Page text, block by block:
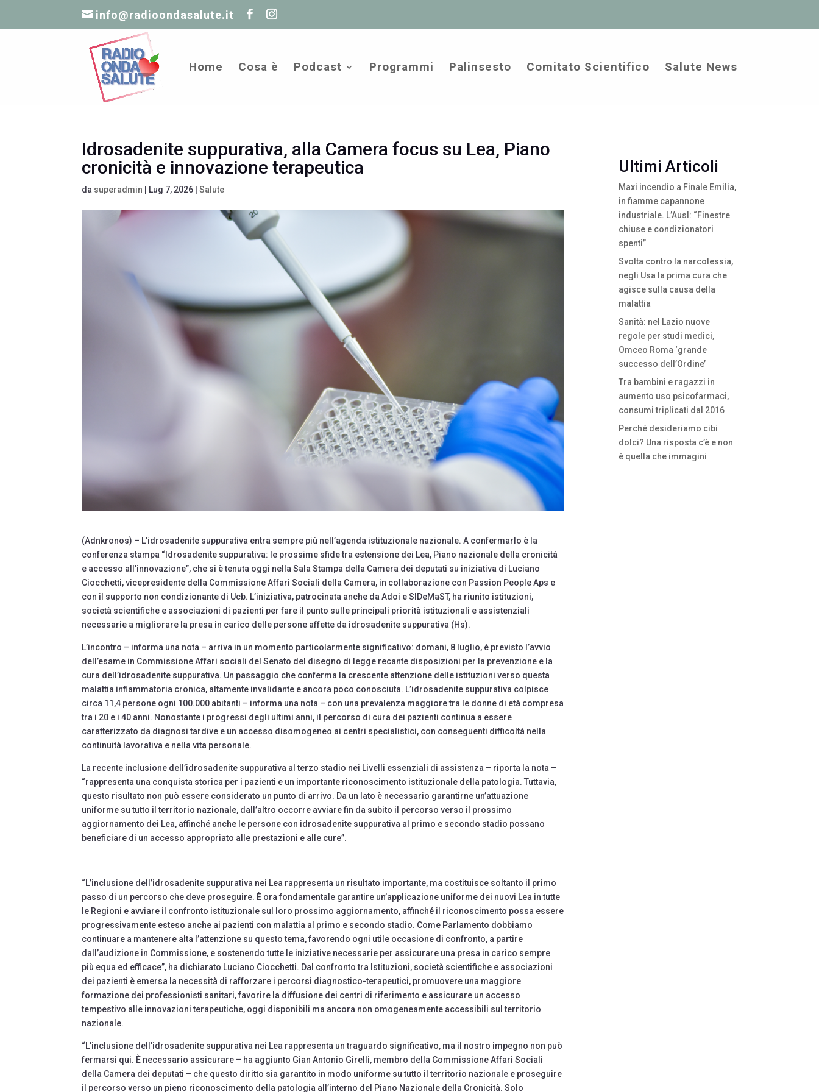
info@radioondasalute.it
Home Cosa è Podcast Programmi Palinsesto Comitato Scientifico Salute News
Idrosadenite suppurativa, alla Camera focus su Lea, Piano
cronicità e innovazione terapeutica
da superadmin Lug 7, 2026 |Salute
(Adnkronos) – L’idrosadenite suppurativa entra sempre più nell’agenda istituzionale nazionale. A confermarlo è la
conferenza stampa “Idrosadenite suppurativa: le prossime sfide tra estensione dei Lea, Piano nazionale della cronicità
e accesso all’innovazione”, che si è tenuta oggi nella Sala Stampa della Camera dei deputati su iniziativa di Luciano
Ciocchetti, vicepresidente della Commissione Affari Sociali della Camera, in collaborazione con Passion People Aps e
con il supporto non condizionante di Ucb. L’iniziativa, patrocinata anche da Adoi e SIDeMaST, ha riunito istituzioni,
società scientifiche e associazioni di pazienti per fare il punto sulle principali priorità istituzionali e assistenziali
necessarie a migliorare la presa in carico delle persone affette da idrosadenite suppurativa (Hs).
L’incontro – informa una nota – arriva in un momento particolarmente significativo: domani, 8 luglio, è previsto l’avvio
dell’esame in Commissione Affari sociali del Senato del disegno di legge recante disposizioni per la prevenzione e la
cura dell’idrosadenite suppurativa. Un passaggio che conferma la crescente attenzione delle istituzioni verso questa
malattia infiammatoria cronica, altamente invalidante e ancora poco conosciuta. L’idrosadenite suppurativa colpisce
circa 11,4 persone ogni 100.000 abitanti – informa una nota – con una prevalenza maggiore tra le donne di età compresa
tra i 20 e i 40 anni. Nonostante i progressi degli ultimi anni, il percorso di cura dei pazienti continua a essere
caratterizzato da diagnosi tardive e un accesso disomogeneo ai centri specialistici, con conseguenti difficoltà nella
continuità lavorativa e nella vita personale.
La recente inclusione dell’idrosadenite suppurativa al terzo stadio nei Livelli essenziali di assistenza – riporta la nota –
“rappresenta una conquista storica per i pazienti e un importante riconoscimento istituzionale della patologia. Tuttavia,
questo risultato non può essere considerato un punto di arrivo. Da un lato è necessario garantirne un’attuazione
uniforme su tutto il territorio nazionale, dall’altro occorre avviare fin da subito il percorso verso il prossimo
aggiornamento dei Lea, affinché anche le persone con idrosadenite suppurativa al primo e secondo stadio possano
beneficiare di un accesso appropriato alle prestazioni e alle cure”.
“L’inclusione dell’idrosadenite suppurativa nei Lea rappresenta un risultato importante, ma costituisce soltanto il primo
passo di un percorso che deve proseguire. È ora fondamentale garantire un’applicazione uniforme dei nuovi Lea in tutte
le Regioni e avviare il confronto istituzionale sul loro prossimo aggiornamento, affinché il riconoscimento possa essere
progressivamente esteso anche ai pazienti con malattia al primo e secondo stadio. Come Parlamento dobbiamo
continuare a mantenere alta l’attenzione su questo tema, favorendo ogni utile occasione di confronto, a partire
dall’audizione in Commissione, e sostenendo tutte le iniziative necessarie per assicurare una presa in carico sempre
più equa ed efficace”, ha dichiarato Luciano Ciocchetti. Dal confronto tra Istituzioni, società scientifiche e associazioni
dei pazienti è emersa la necessità di rafforzare i percorsi diagnostico-terapeutici, promuovere una maggiore
formazione dei professionisti sanitari, favorire la diffusione dei centri di riferimento e assicurare un accesso
tempestivo alle innovazioni terapeutiche, oggi disponibili ma ancora non omogeneamente accessibili sul territorio
nazionale.
“L’inclusione dell’idrosadenite suppurativa nei Lea rappresenta un traguardo significativo, ma il nostro impegno non può
fermarsi qui. È necessario assicurare – ha aggiunto Gian Antonio Girelli, membro della Commissione Affari Sociali
della Camera dei deputati – che questo diritto sia garantito in modo uniforme su tutto il territorio nazionale e proseguire
il percorso verso un pieno riconoscimento della patologia all’interno del Piano Nazionale della Cronicità. Solo
Ultimi Articoli
Maxi incendio a Finale Emilia,
in fiamme capannone
industriale. L’Ausl: “Finestre
chiuse e condizionatori
spenti”
Svolta contro la narcolessia,
negli Usa la prima cura che
agisce sulla causa della
malattia
Sanità: nel Lazio nuove
regole per studi medici,
Omceo Roma ‘grande
successo dell’Ordine’
Tra bambini e ragazzi in
aumento uso psicofarmaci,
consumi triplicati dal 2016
Perché desideriamo cibi
dolci? Una risposta c’è e non
è quella che immagini